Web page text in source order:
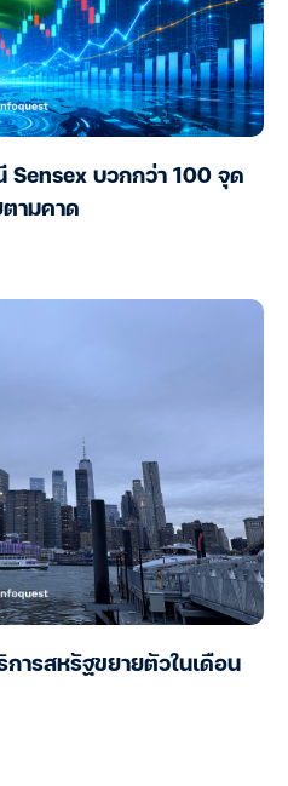
Sensex บวกกว่า 100 จุด
ามคาด
ารสหรัฐขยายตัวในเดือน